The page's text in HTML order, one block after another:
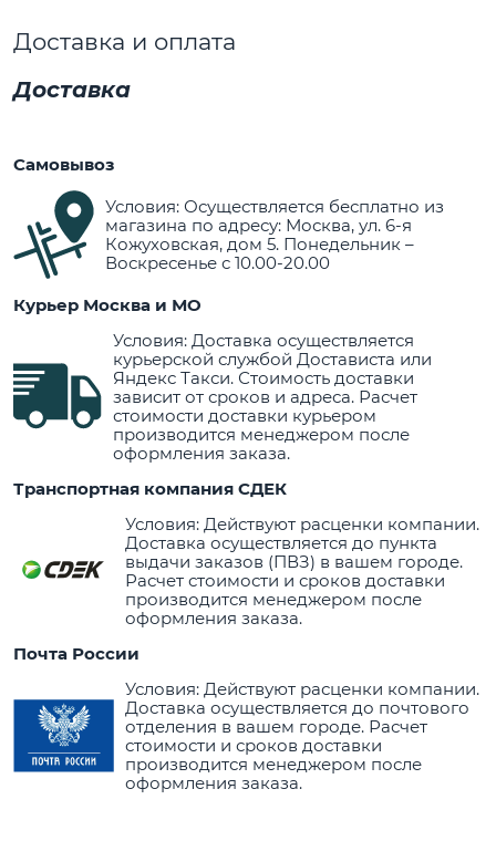
Доставка и оплата
Доставка
Самовывоз
Условия: Осуществляется бесплатно из
магазина по адресу: Москва, ул. 6-я
Кожуховская, дом 5. Понедельник –
Воскресенье с 10.00-20.00
Курьер Москва и МО
Условия: Доставка осуществляется
курьерской службой Достависта или
Яндекс Такси. Стоимость доставки
зависит от сроков и адреса. Расчет
стоимости доставки курьером
производится менеджером после
оформления заказа.
Транспортная компания СДЕК
Условия: Действуют расценки компании.
Доставка осуществляется до пункта
выдачи заказов (ПВЗ) в вашем городе.
Расчет стоимости и сроков доставки
производится менеджером после
оформления заказа.
Почта России
Условия: Действуют расценки компании.
Доставка осуществляется до почтового
отделения в вашем городе. Расчет
стоимости и сроков доставки
производится менеджером после
оформления заказа.